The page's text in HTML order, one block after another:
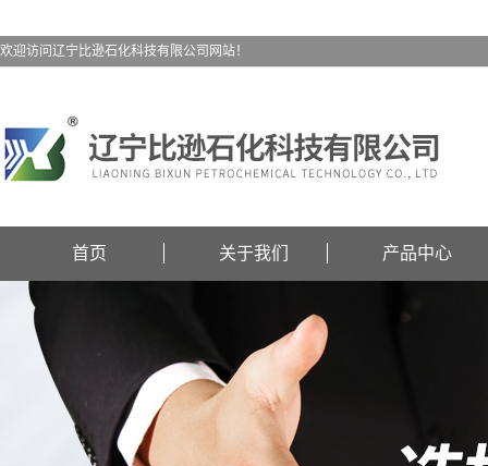
欢迎访问辽宁比逊石化科技有限公司网站！
首页 关于我们 产品中心